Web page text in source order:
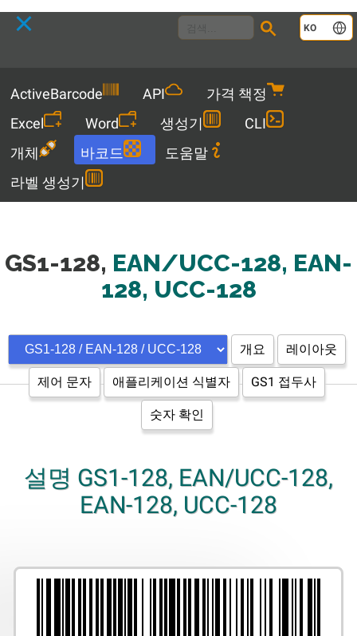
KO
ActiveBarcode API
가격 책정
Excel
Word 생성기
CLI
개체
바코드
도움말
라벨 생성기
GS1-128, EAN/UCC-128, EAN-
128, UCC-128
개요 레이아웃
제어 문자 애플리케이션 식별자 GS1 접두사
숫자 확인
설명 GS1-128, EAN/UCC-128,
EAN-128, UCC-128